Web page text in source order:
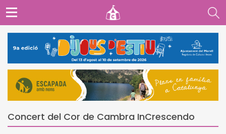
Concert del Cor de Cambra InCrescendo